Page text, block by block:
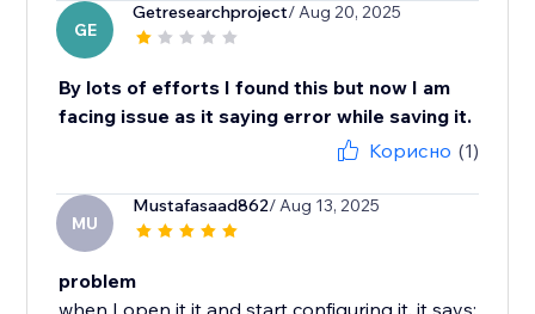
GE
Getresearchproject/ Aug 20, 2025
By lots of efforts I found this but now I am
facing issue as it saying error while saving it.
Корисно (1)
MU
Mustafasaad862/ Aug 13, 2025
problem